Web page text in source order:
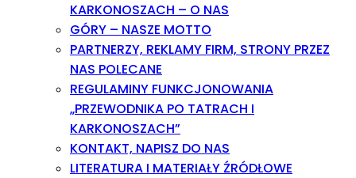
KARKONOSZACH – O NAS
GÓRY – NASZE MOTTO
PARTNERZY, REKLAMY FIRM, STRONY PRZEZ
NAS POLECANE
REGULAMINY FUNKCJONOWANIA
„PRZEWODNIKA PO TATRACH I
KARKONOSZACH”
KONTAKT, NAPISZ DO NAS
LITERATURA I MATERIAŁY ŹRÓDŁOWE